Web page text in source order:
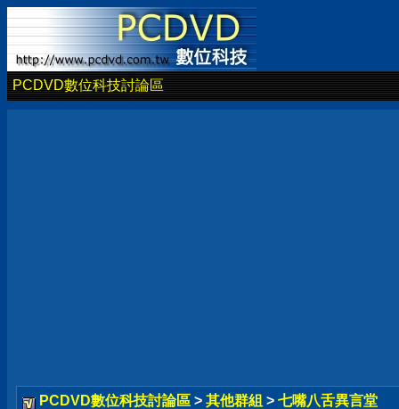
PCDVD數位科技討論區
PCDVD數位科技討論區 > 其他群組 > 七嘴八舌異言堂